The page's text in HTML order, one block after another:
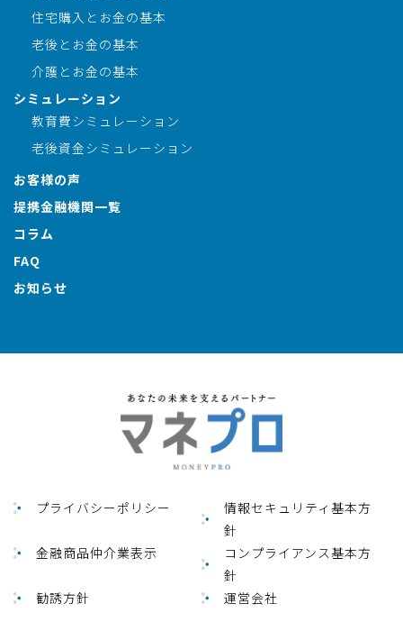
住宅購入とお金の基本
老後とお金の基本
介護とお金の基本
シミュレーション
教育費シミュレーション
老後資金シミュレーション
お客様の声
提携金融機関一覧
コラム
FAQ
お知らせ
プライバシーポリシー
情報セキュリティ基本方
針
金融商品仲介業表⽰
コンプライアンス基本方
針
勧誘方針
運営会社